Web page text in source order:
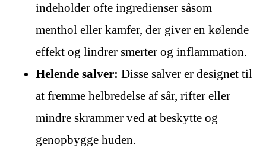
indeholder ofte ingredienser såsom
menthol eller kamfer, der giver en kølende
effekt og lindrer smerter og inflammation.
Helende salver: Disse salver er designet til
at fremme helbredelse af sår, rifter eller
mindre skrammer ved at beskytte og
genopbygge huden.